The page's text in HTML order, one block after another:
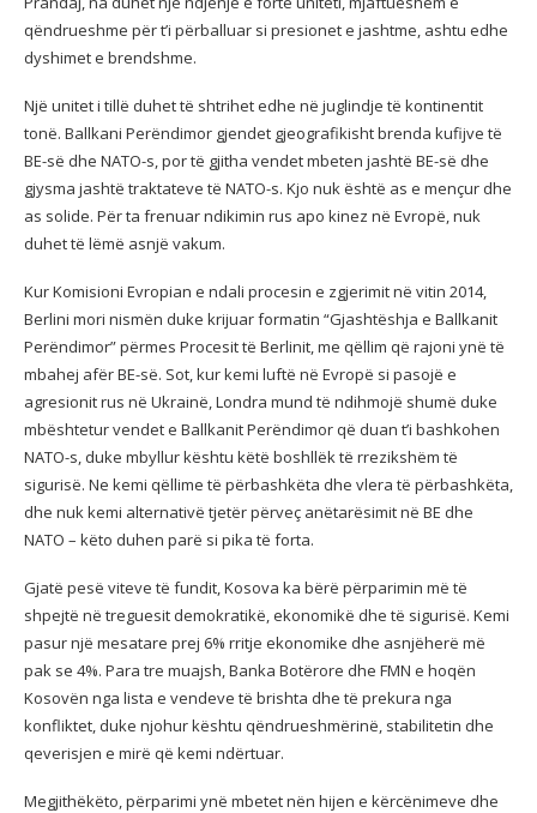
qëndrueshme për t’i përballuar si presionet e jashtme, ashtu edhe
dyshimet e brendshme.
Një unitet i tillë duhet të shtrihet edhe në juglindje të kontinentit
tonë. Ballkani Perëndimor gjendet gjeografikisht brenda kufijve të
BE-së dhe NATO-s, por të gjitha vendet mbeten jashtë BE-së dhe
gjysma jashtë traktateve të NATO-s. Kjo nuk është as e mençur dhe
as solide. Për ta frenuar ndikimin rus apo kinez në Evropë, nuk
duhet të lëmë asnjë vakum.
Kur Komisioni Evropian e ndali procesin e zgjerimit në vitin 2014,
Berlini mori nismën duke krijuar formatin “Gjashtëshja e Ballkanit
Perëndimor” përmes Procesit të Berlinit, me qëllim që rajoni ynë të
mbahej afër BE-së. Sot, kur kemi luftë në Evropë si pasojë e
agresionit rus në Ukrainë, Londra mund të ndihmojë shumë duke
mbështetur vendet e Ballkanit Perëndimor që duan t’i bashkohen
NATO-s, duke mbyllur kështu këtë boshllëk të rrezikshëm të
sigurisë. Ne kemi qëllime të përbashkëta dhe vlera të përbashkëta,
dhe nuk kemi alternativë tjetër përveç anëtarësimit në BE dhe
NATO – këto duhen parë si pika të forta.
Gjatë pesë viteve të fundit, Kosova ka bërë përparimin më të
shpejtë në treguesit demokratikë, ekonomikë dhe të sigurisë. Kemi
pasur një mesatare prej 6% rritje ekonomike dhe asnjëherë më
pak se 4%. Para tre muajsh, Banka Botërore dhe FMN e hoqën
Kosovën nga lista e vendeve të brishta dhe të prekura nga
konfliktet, duke njohur kështu qëndrueshmërinë, stabilitetin dhe
qeverisjen e mirë që kemi ndërtuar.
Megjithëkëto, përparimi ynë mbetet nën hijen e kërcënimeve dhe